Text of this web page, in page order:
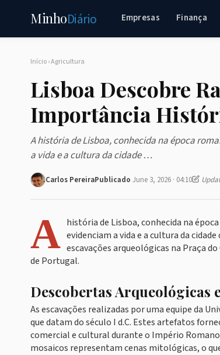
MinhoDiário Empresas Finança
Início›Agricultura
Lisboa Descobre
Importância
A história de Lisboa, conhecida na época
a vida e a cultura da cidade …
Carlos PereiraPublicado June 3, 2026 · 04:10
A história de Lisboa, conhecida na
evidenciam a vida e a cultura da
escavações arqueológicas na Praça
de Portugal.
Descobertas Arqueológicas
As escavações realizadas por uma equipe da
que datam do século I d.C. Estes artefatos
comercial e cultural durante o Império
mosaicos representam cenas mitológicas, o